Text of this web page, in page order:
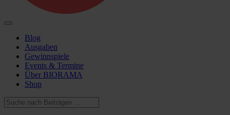
Blog
Ausgaben
Gewinnspiele
Events & Termine
Über BIORAMA
Shop